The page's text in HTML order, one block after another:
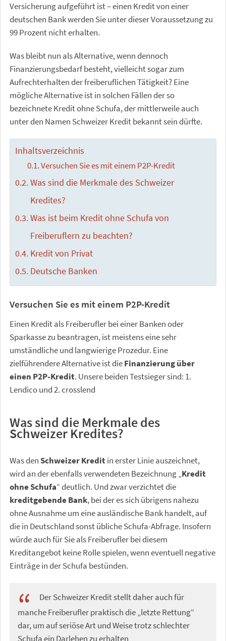
Versicherung aufgeführt ist – einen Kredit von einer
deutschen Bank werden Sie unter dieser Voraussetzung zu
99 Prozent nicht erhalten.
Was bleibt nun als Alternative, wenn dennoch
Finanzierungsbedarf besteht, vielleicht sogar zum
Aufrechterhalten der freiberuflichen Tätigkeit? Eine
mögliche Alternative ist in solchen Fällen der so
bezeichnete Kredit ohne Schufa, der mittlerweile auch
unter den Namen Schweizer Kredit bekannt sein dürfte.
Inhaltsverzeichnis
Versuchen Sie es mit einem P2P-Kredit
Was sind die Merkmale des Schweizer
Kredites?
Was ist beim Kredit ohne Schufa von
Freiberuflern zu beachten?
Kredit von Privat
Deutsche Banken
Versuchen Sie es mit einem P2P-Kredit
Einen Kredit als Freiberufler bei einer Banken oder
Sparkasse zu beantragen, ist meistens eine sehr
umständliche und langwierige Prozedur. Eine
zielführendere Alternative ist dieFinanzierung über
einen P2P-Kredit. Unsere beiden Testsieger sind: 1.
Lendico und 2. crosslend
Was sind die Merkmale des
Schweizer Kredites?
Was denSchweizer Kredit in erster Linie auszeichnet,
wird an der ebenfalls verwendeten Bezeichnung „Kredit
ohne Schufa“ deutlich. Und zwar verzichtet die
kreditgebende Bank, bei der es sich übrigens nahezu
ohne Ausnahme um eine ausländische Bank handelt, auf
die in Deutschland sonst übliche Schufa-Abfrage. Insofern
würde auch für Sie als Freiberufler bei diesem
Kreditangebot keine Rolle spielen, wenn eventuell negative
Einträge in der Schufa bestünden.
Der Schweizer Kredit stellt daher auch für
manche Freiberufler praktisch die „letzte Rettung“
dar, um auf seriöse Art und Weise trotz schlechter